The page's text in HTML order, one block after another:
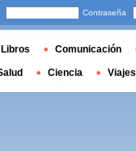
Contraseña
Libros Comunicación
Ciencia Viajes